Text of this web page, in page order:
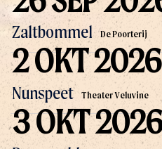
Zaltbommel De Poorterij
Nunspeet Theater Veluvine
2 OKT 2026
3 OKT